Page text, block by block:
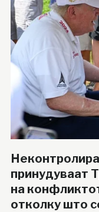
принудуваат
на
отколку што